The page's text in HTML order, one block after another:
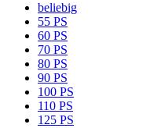
beliebig
55 PS
60 PS
70 PS
80 PS
90 PS
100 PS
110 PS
125 PS